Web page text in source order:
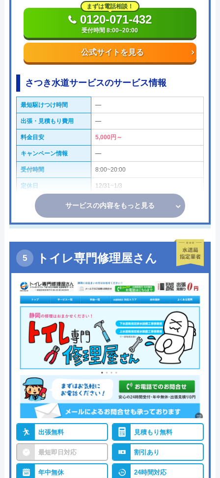
公式サイトを見る
まずは電話相談！
0120-071-432
受付時間 8:00~20:00
さつき水道サービスのサービス情報
最短駆けつけ時間 ―
出張・見積もり費用 ―
料金目安 5,000円～
キャンペーン情報 ―
受付時間 8:00~20:00
定休日 12/31~1/3
サービスの内容をもっと見る
トイレ専門修理屋さん
出張無料 見積もり無料
最短即日対応 割引あり
年中無休 24時間対応